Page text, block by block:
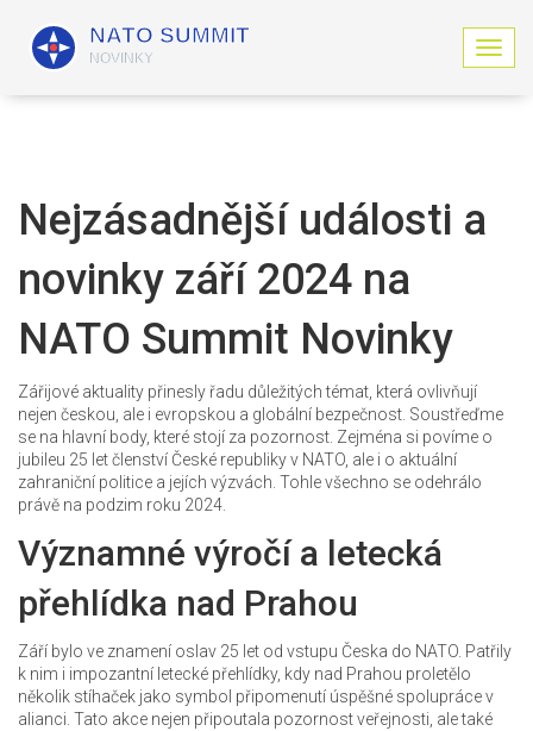
Z
o
i
Nejzásadnější události a
novinky září 2024 na
NATO Summit Novinky
Zářijové aktuality přinesly řadu důležitých témat, která ovlivňují
nejen českou, ale i evropskou a globální bezpečnost. Soustřeďme
se na hlavní body, které stojí za pozornost. Zejména si povíme o
jubileu 25 let členství České republiky v NATO, ale i o aktuální
zahraniční politice a jejích výzvách. Tohle všechno se odehrálo
právě na podzim roku 2024.
Významné výročí a letecká
přehlídka nad Prahou
Září bylo ve znamení oslav 25 let od vstupu Česka do NATO. Patřily
k nim i impozantní letecké přehlídky, kdy nad Prahou proletělo
několik stíhaček jako symbol připomenutí úspěšné spolupráce v
alianci. Tato akce nejen připoutala pozornost veřejnosti, ale také